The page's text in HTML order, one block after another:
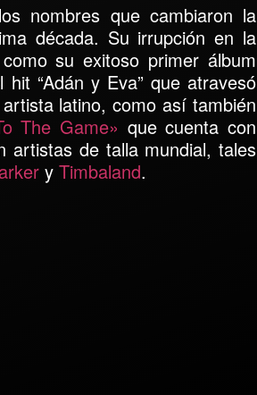
nombres que cambiaron la
década. Su irrupción en la
su exitoso primer álbum
“Adán y Eva” que atravesó
latino, como así también
The Game» que cuenta con
artistas de talla mundial, tales
y Timbaland.